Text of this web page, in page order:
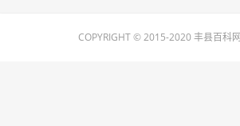
COPYRIGHT © 2015-2020 丰县百科